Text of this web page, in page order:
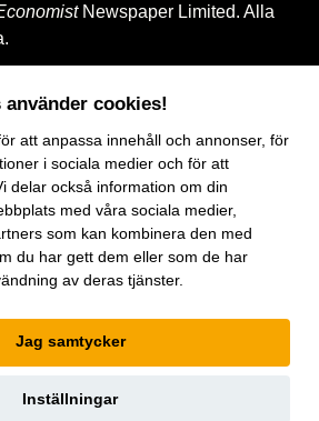
Newspaper Limited. Alla
använder cookies!
att anpassa innehåll och annonser, för
i sociala medier och för att
delar också information om din
med våra sociala medier,
som kan kombinera den med
du har gett dem eller som de har
av deras tjänster.
Jag samtycker
Inställningar